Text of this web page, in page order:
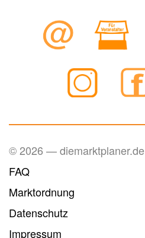
© 2026 — diemarktplaner.de
FAQ
Marktordnung
Datenschutz
Impressum